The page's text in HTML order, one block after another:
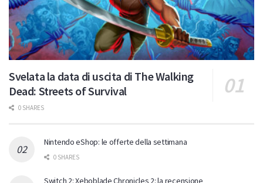
Svelata la data di uscita di The Walking
Dead: Streets of Survival
0 SHARES
Nintendo eShop: le offerte della settimana
0 SHARES
Switch 2: Xeboblade Chronicles 2: la recensione